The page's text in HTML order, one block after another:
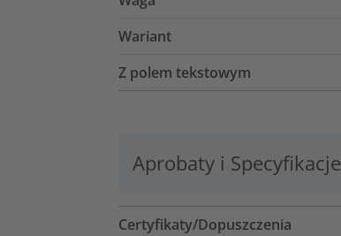
Wariant
Z polem tekstowym
Aprobaty i Specyfikacje
Certyfikaty/Dopuszczenia